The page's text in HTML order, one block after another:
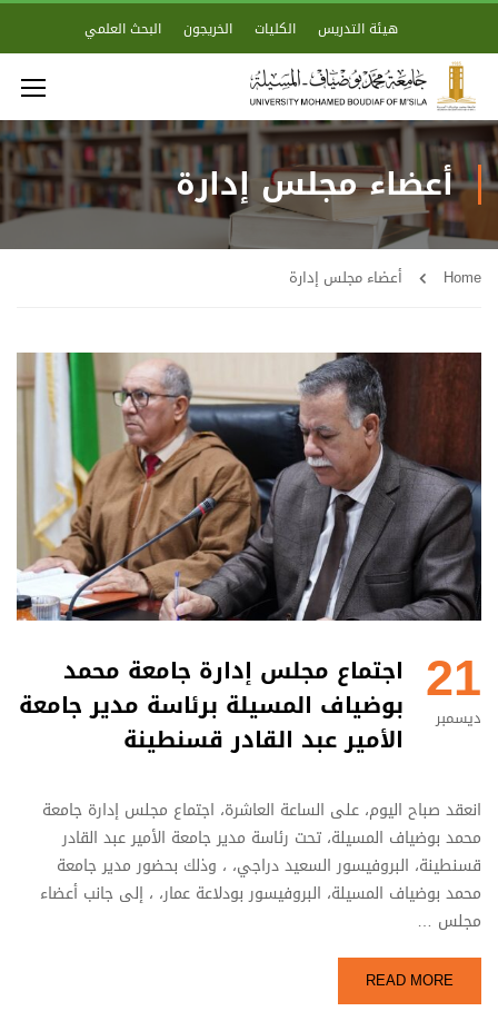
هيئة التدريس الكليات الخريجون البحث العلمي
أعضاء مجلس إدارة
Home أعضاء مجلس إدارة
21
ديسمبر
اجتماع مجلس إدارة جامعة محمد
بوضياف المسيلة برئاسة مدير جامعة
الأمير عبد القادر قسنطينة
انعقد صباح اليوم، على الساعة العاشرة، اجتماع مجلس إدارة جامعة
محمد بوضياف المسيلة، تحت رئاسة مدير جامعة الأمير عبد القادر
قسنطينة، البروفيسور السعيد دراجي، ، وذلك بحضور مدير جامعة
محمد بوضياف المسيلة، البروفيسور بودلاعة عمار، ، إلى جانب أعضاء
مجلس …
READ MORE